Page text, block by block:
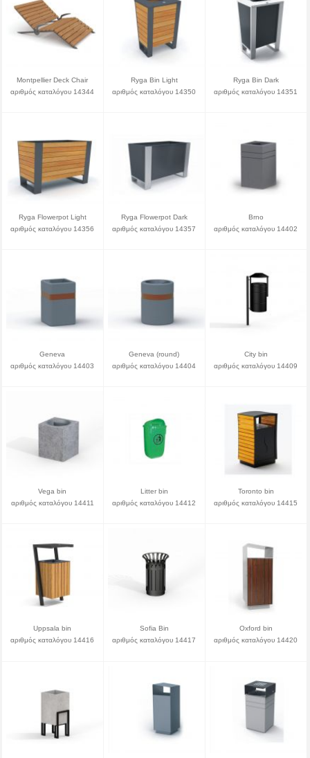
Montpellier Deck Chair
αριθμός καταλόγου 14344
Ryga Bin Light
αριθμός καταλόγου 14350
Ryga Bin Dark
αριθμός καταλόγου 14351
Ryga Flowerpot Light
αριθμός καταλόγου 14356
Ryga Flowerpot Dark
αριθμός καταλόγου 14357
Brno
αριθμός καταλόγου 14402
Geneva
αριθμός καταλόγου 14403
Geneva (round)
αριθμός καταλόγου 14404
City bin
αριθμός καταλόγου 14409
Vega bin
αριθμός καταλόγου 14411
Litter bin
αριθμός καταλόγου 14412
Toronto bin
αριθμός καταλόγου 14415
Uppsala bin
αριθμός καταλόγου 14416
Sofia Bin
αριθμός καταλόγου 14417
Oxford bin
αριθμός καταλόγου 14420